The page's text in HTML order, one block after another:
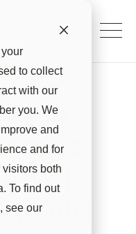
to collect
with our
you. We
and
and for
both
To find out
see our
la
más
el
vid